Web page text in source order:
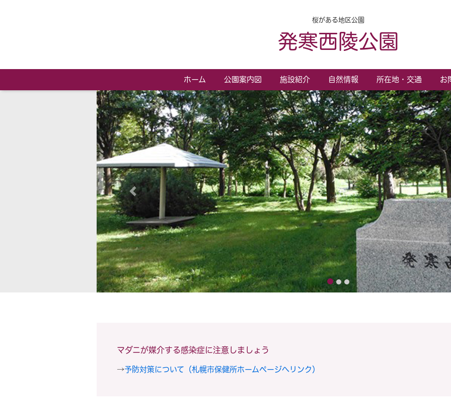
発寒西陵公園
桜がある地区公園
ホーム 公園案内図 施設紹介 自然情報 所在地・交通 お
Previous
マダニが媒介する感染症に注意しましょう
→予防対策について（札幌市保健所ホームページへリンク）